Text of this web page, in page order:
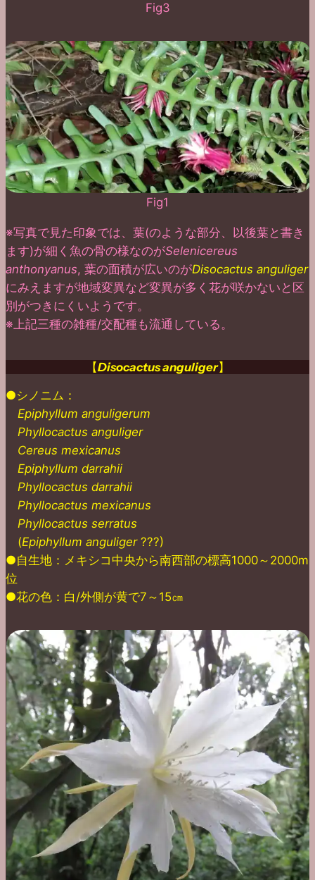
Fig3
Fig1
※写真で見た印象では、葉(のような部分、以後葉と書き
ます)が細く魚の骨の様なのがSelenicereus
anthonyanus, 葉の面積が広いのがDisocactus anguliger
にみえますが地域変異など変異が多く花が咲かないと区
別がつきにくいようです。
※上記三種の雑種/交配種も流通している。
【Disocactus anguliger】
●シノニム：
Epiphyllum anguligerum
Phyllocactus anguliger
Cereus mexicanus
Epiphyllum darrahii
Phyllocactus darrahii
Phyllocactus mexicanus
Phyllocactus serratus
(Epiphyllum anguliger???)
●自生地：メキシコ中央から南西部の標高1000～2000m
位
●花の色：白/外側が黄で7～15㎝